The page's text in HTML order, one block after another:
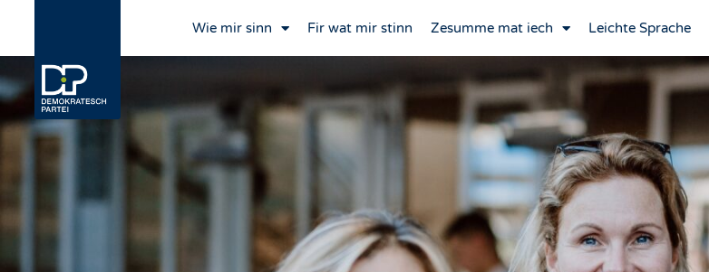
Wie mir sinn Fir wat mir stinn Zesumme mat iech Leichte Sprache